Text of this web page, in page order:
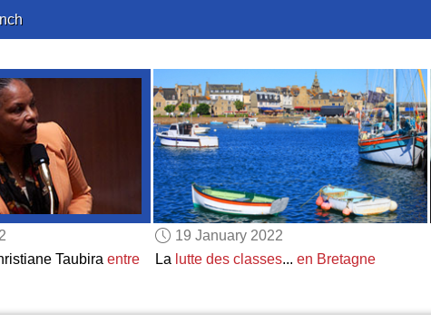
Taubira entre
19 January 2022
La lutte des classes... en Bretagne